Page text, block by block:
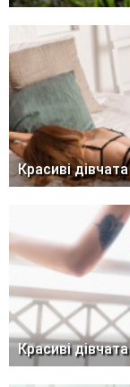
Красиві
Красиві